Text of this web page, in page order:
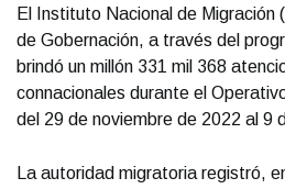
El Instituto Nacional de
de Gobernación, a través del
brindó un millón 331 mil 368
connacionales durante el
del 29 de noviembre de 2022 al 9
La autoridad migratoria registró,